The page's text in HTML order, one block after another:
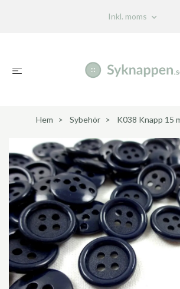
Inkl. moms
Hem Sybehör K038 Knapp 15